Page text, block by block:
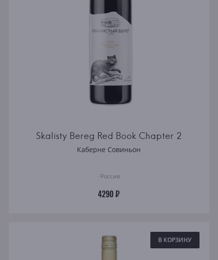
Skalisty Bereg Red Book Chapter 2
Каберне Совиньон
· Россия
4290 ₽
В КОРЗИНУ